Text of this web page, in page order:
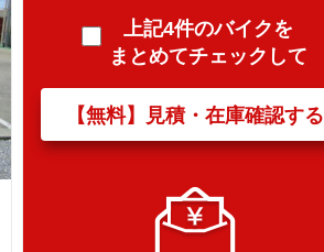
上記4件のバイクを
まとめてチェックして
【無料】見積・在庫確認する